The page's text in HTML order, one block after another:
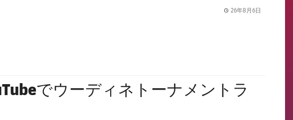
26年8月6日
でウーディネトーナメントラ